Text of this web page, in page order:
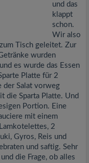
und das
klappt
schon.
Wir also
Tisch geleitet. Zur
wurden
es wurde das Essen
Platte für 2
der Salat vorweg
die Sparta Platte. Und
Portion. Eine
mit einem
2
Gyros, Reis und
und saftig. Sehr
die Frage, ob alles